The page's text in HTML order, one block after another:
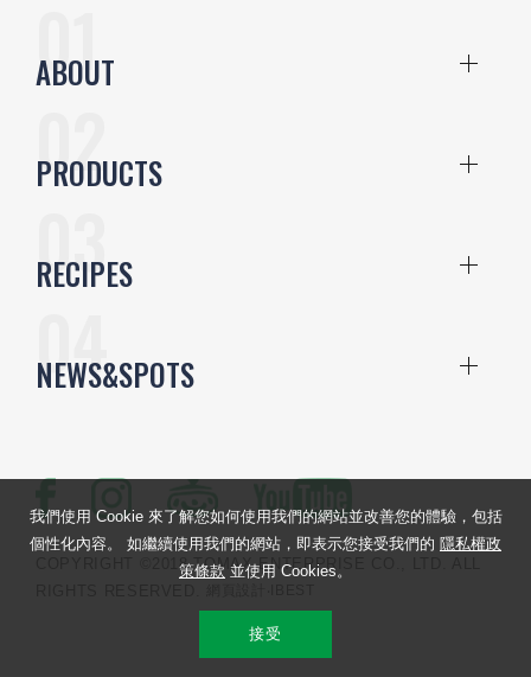
ABOUT
PRODUCTS
RECIPES
NEWS&SPOTS
COPYRIGHT ©2018 TOMAX ENTERPRISE CO., LTD. ALL
我們使用 Cookie 來了解您如何使用我們的網站並改善您的體驗，包括
個性化內容。 如繼續使用我們的網站，即表示您接受我們的 隱私權政
策條款 並使用 Cookies。
接受